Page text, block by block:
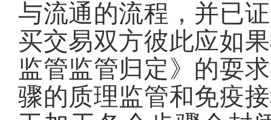
与流通的流程，并已
买交易双方彼此应如
监管监管归定》的耍
骤的质理监管和免疫